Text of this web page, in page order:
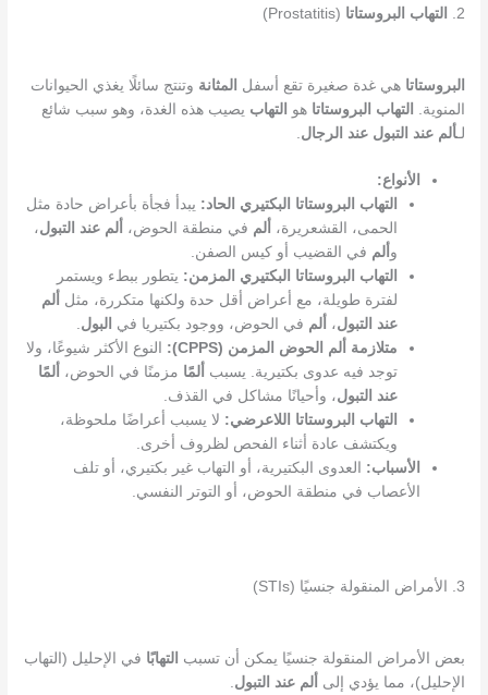
2. التهاب البروستاتا (Prostatitis)
البروستاتا هي غدة صغيرة تقع أسفل المثانة وتنتج سائلًا يغذي الحيوانات
المنوية.
التهاب البروستاتا هو التهاب يصيب هذه الغدة، وهو سبب شائع
لـألم عند التبول عند الرجال
الأنواع:
التهاب البروستاتا البكتيري الحاد: يبدأ فجأة بأعراض حادة مثل
الحمى، القشعريرة، ألم في منطقة الحوض، ألم عند التبول،
و ألم في القضيب أو كيس الصفن.
التهاب البروستاتا البكتيري المزمن: يتطور ببطء ويستمر
لفترة طويلة، مع أعراض أقل حدة ولكنها متكررة، مثل ألم
عند التبول، ألم في الحوض، ووجود بكتيريا في البول.
متلازمة ألم الحوض المزمن (CPPS):
النوع الأكثر شيوعًا، ولا
توجد فيه عدوى بكتيرية. يسبب ألمًا مزمنًا في الحوض، ألمًا
عند التبول، وأحيانًا مشاكل في القذف.
التهاب البروستاتا اللاعرضي: لا يسبب أعراضًا ملحوظة،
ويكتشف عادة أثناء الفحص لظروف أخرى.
الأسباب: العدوى البكتيرية، أو التهاب غير بكتيري، أو تلف
الأعصاب في منطقة الحوض، أو التوتر النفسي.
3. الأمراض المنقولة جنسيًا (STIs)
بعض الأمراض المنقولة جنسيًا يمكن أن تسبب التهابًا في الإحليل (التهاب
الإحليل)، مما يؤدي إلى ألم عند التبول